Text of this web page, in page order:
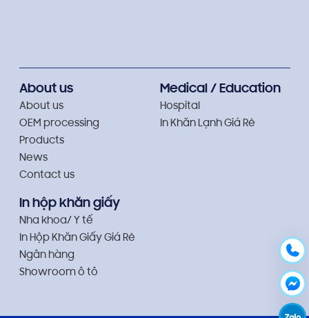
About us
About us
OEM processing
Products
News
Contact us
Medical / Education
Hospital
In Khăn Lạnh Giá Rẻ
In hộp khăn giấy
Nha khoa/ Y tế
In Hộp Khăn Giấy Giá Rẻ
Ngân hàng
Showroom ô tô